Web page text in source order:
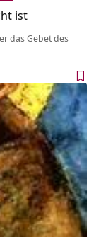
ist
das Gebet des